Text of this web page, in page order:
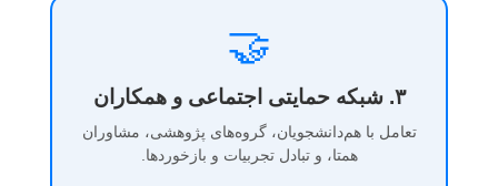
🤝
۳. شبکه حمایتی اجتماعی و همکاران
تعامل با هم‌دانشجویان، گروه‌های پژوهشی، مشاوران
همتا، و تبادل تجربیات و بازخوردها.